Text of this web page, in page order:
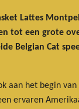
Lattes
tot een grote
Belgian Cat
aan het begin
ervaren